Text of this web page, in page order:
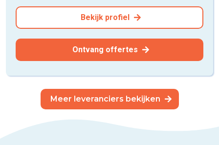
Bekijk profiel
Ontvang offertes
Meer leveranciers bekijken